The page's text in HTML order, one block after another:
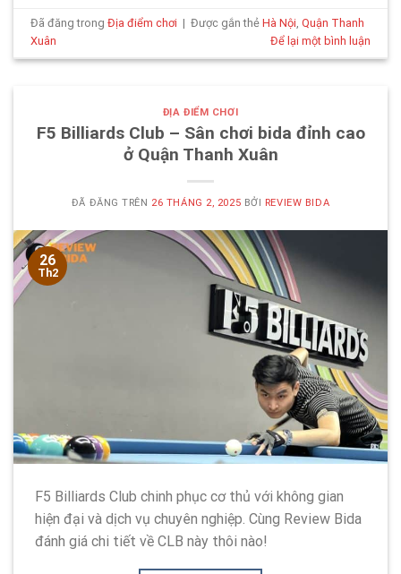
Đã đăng trongĐịa điểm chơi | Được gắn thẻHà Nội,Quận Thanh
Xuân
Để lại một bình luận
ĐỊA ĐIỂM CHƠI
F5 Billiards Club – Sân chơi bida đỉnh cao
ở Quận Thanh Xuân
ĐÃ ĐĂNG TRÊN 26 THÁNG 2, 2025 BỞI REVIEW BIDA
26
Th2
F5 Billiards Club chinh phục cơ thủ với không gian
hiện đại và dịch vụ chuyên nghiệp. Cùng Review Bida
đánh giá chi tiết về CLB này thôi nào!